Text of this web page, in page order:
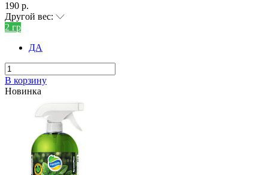
190 р.
Другой вес:
2 гр
ДА
В корзину
Новинка